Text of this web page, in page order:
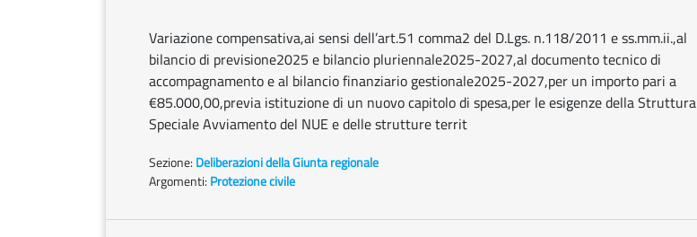
Variazione compensativa,ai sensi dell’art.51 comma2 del D.Lgs. n.118/2011 e ss.mm.ii.,al
bilancio di previsione2025 e bilancio pluriennale2025-2027,al documento tecnico di
accompagnamento e al bilancio finanziario gestionale2025-2027,per un importo pari a
€85.000,00,previa istituzione di un nuovo capitolo di spesa,per le esigenze della Struttura
Speciale Avviamento del NUE e delle strutture territ
Sezione: Deliberazioni della Giunta regionale
Argomenti: Protezione civile